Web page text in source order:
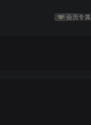
会员专属